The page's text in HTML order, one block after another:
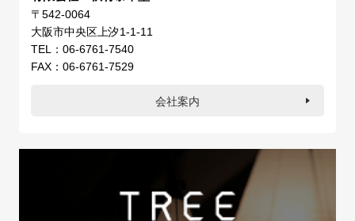
〒542-0064
大阪市中央区上汐1-1-11
TEL：06-6761-7540
FAX：06-6761-7529
会社案内